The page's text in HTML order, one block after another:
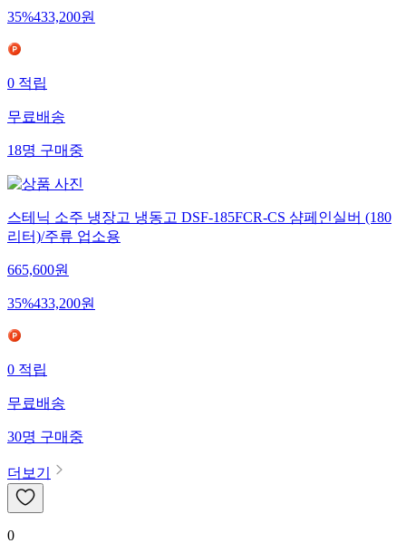
35%433,200원
0 적립
무료배송
18명 구매중
스테닉 소주 냉장고 냉동고 DSF-185FCR-CS 샴페인실버 (180
리터)/주류 업소용
665,600원
35%433,200원
0 적립
무료배송
30명 구매중
더보기
0